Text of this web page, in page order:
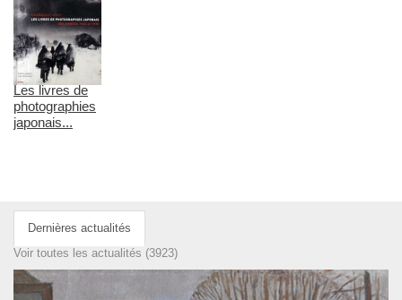
Les livres de
photographies
japonais...
Dernières actualités
Voir toutes les actualités (3923)